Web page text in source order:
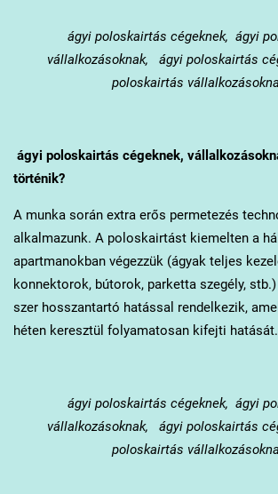
ágyi poloskairtás cégeknek, ágyi
vállalkozásoknak, ágyi poloskairtás
poloskairtás
ágyi poloskairtás cégeknek,
történik?
A munka során extra erős permetezés
alkalmazunk. A poloskairtást kiemelten a
apartmanokban végezzük (ágyak teljes
konnektorok, bútorok, parketta szegély,
szer hosszantartó hatással rendelkezik,
héten keresztül folyamatosan kifejti hatását.
ágyi poloskairtás cégeknek, ágyi
vállalkozásoknak, ágyi poloskairtás
poloskairtás